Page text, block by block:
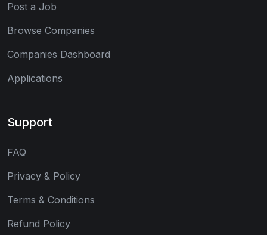
Post a Job
Browse Companies
Companies Dashboard
Applications
Support
FAQ
Privacy & Policy
Terms & Conditions
Refund Policy